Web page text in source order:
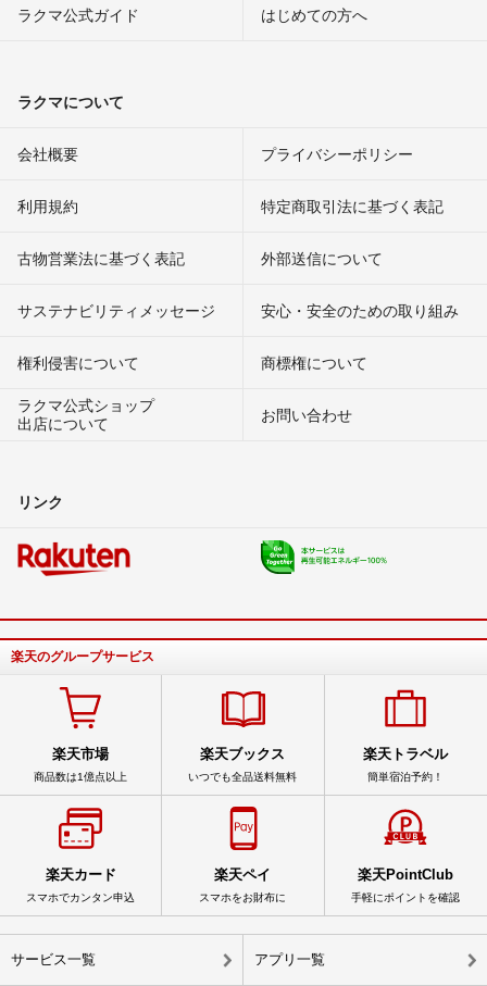
ラクマ公式ガイド はじめての方へ
ラクマについて
会社概要 プライバシーポリシー
利用規約 特定商取引法に基づく表記
古物営業法に基づく表記 外部送信について
サステナビリティメッセージ 安心・安全のための取り組み
権利侵害について
商標権について
ラクマ公式ショップ
出店について
お問い合わせ
リンク
楽天のグループサービス
楽天市場
商品数は1億点以上
楽天ブックス
いつでも全品送料無料
楽天トラベル
簡単宿泊予約！
楽天カード
スマホでカンタン申込
楽天ペイ
スマホをお財布に
楽天PointClub
手軽にポイントを確認
サービス一覧 アプリ一覧